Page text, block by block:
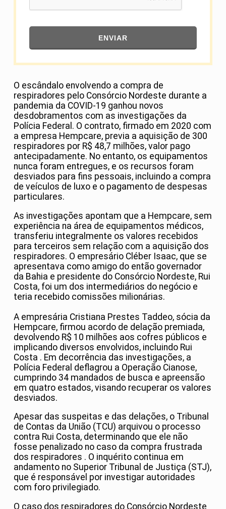
ENVIAR
O escândalo envolvendo a compra de
respiradores pelo Consórcio Nordeste durante a
pandemia da COVID-19 ganhou novos
desdobramentos com as investigações da
Polícia Federal. O contrato, firmado em 2020 com
a empresa Hempcare, previa a aquisição de 300
respiradores por R$ 48,7 milhões, valor pago
antecipadamente. No entanto, os equipamentos
nunca foram entregues, e os recursos foram
desviados para fins pessoais, incluindo a compra
de veículos de luxo e o pagamento de despesas
particulares.
As investigações apontam que a Hempcare, sem
experiência na área de equipamentos médicos,
transferiu integralmente os valores recebidos
para terceiros sem relação com a aquisição dos
respiradores. O empresário Cléber Isaac, que se
apresentava como amigo do então governador
da Bahia e presidente do Consórcio Nordeste, Rui
Costa, foi um dos intermediários do negócio e
teria recebido comissões milionárias.
A empresária Cristiana Prestes Taddeo, sócia da
Hempcare, firmou acordo de delação premiada,
devolvendo R$ 10 milhões aos cofres públicos e
implicando diversos envolvidos, incluindo Rui
Costa . Em decorrência das investigações, a
Polícia Federal deflagrou a Operação Cianose,
cumprindo 34 mandados de busca e apreensão
em quatro estados, visando recuperar os valores
desviados.
Apesar das suspeitas e das delações, o Tribunal
de Contas da União (TCU) arquivou o processo
contra Rui Costa, determinando que ele não
fosse penalizado no caso da compra frustrada
dos respiradores . O inquérito continua em
andamento no Superior Tribunal de Justiça (STJ),
que é responsável por investigar autoridades
com foro privilegiado.
O caso dos respiradores do Consórcio Nordeste